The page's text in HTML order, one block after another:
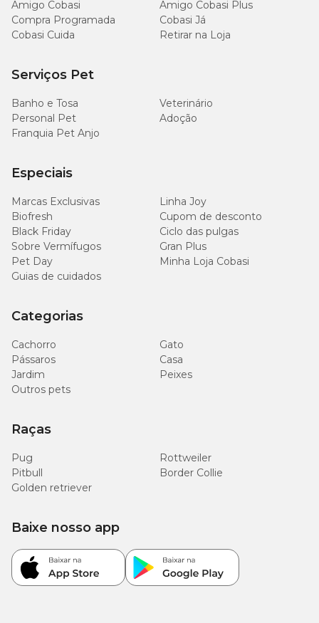
Amigo Cobasi
Amigo Cobasi Plus
Compra Programada
Cobasi Já
Cobasi Cuida
Retirar na Loja
Serviços Pet
Banho e Tosa
Veterinário
Personal Pet
Adoção
Franquia Pet Anjo
Especiais
Marcas Exclusivas
Linha Joy
Biofresh
Cupom de desconto
Black Friday
Ciclo das pulgas
Sobre Vermífugos
Gran Plus
Pet Day
Minha Loja Cobasi
Guias de cuidados
Categorias
Cachorro
Gato
Pássaros
Casa
Jardim
Peixes
Outros pets
Raças
Pug
Rottweiler
Pitbull
Border Collie
Golden retriever
Baixe nosso app